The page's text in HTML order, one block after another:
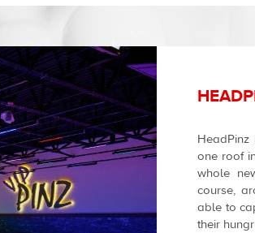
HeadPinz
one roof
whole
course,
able to
their